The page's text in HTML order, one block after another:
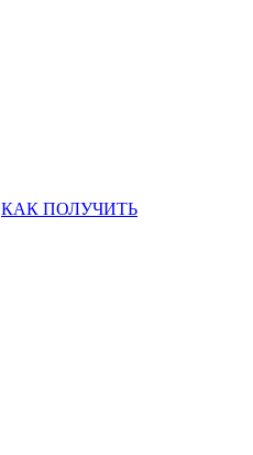
КАК ПОЛУЧИТЬ